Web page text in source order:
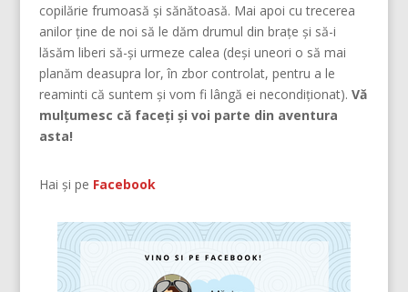
copilărie frumoasă şi sănătoasă. Mai apoi cu trecerea
anilor ține de noi să le dăm drumul din braţe și să-i
lăsăm liberi să-și urmeze calea (deşi uneori o să mai
planăm deasupra lor, în zbor controlat, pentru a le
reaminti că suntem şi vom fi lângă ei necondiţionat). Vă
mulțumesc că faceți și voi parte din aventura
asta!
Hai și pe Facebook